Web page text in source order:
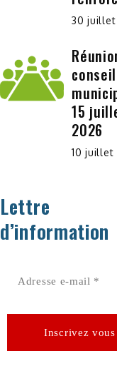
30
conseil
15
2026
10 juillet
Lettre
d’information